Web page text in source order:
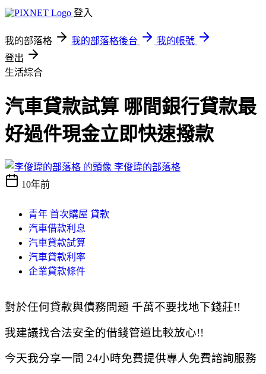
登入
我的部落格 我的部落格後台
我的帳號
登出
生活綜合
汽車貸款試算 哪間銀行貸款最
好過件現金立即快速撥款
李俊瑋的部落格
10年前
青年 首次購屋 貸款
汽車借款利息
汽車貸款試算
汽車貸款利率
企業貸款條件
對於任何貸款與債務問題 千萬不要找地下錢莊!!
我建議找合法安全的借錢管道比較放心!!
今天我分享一間 24小時免費提供專人免費諮詢服務